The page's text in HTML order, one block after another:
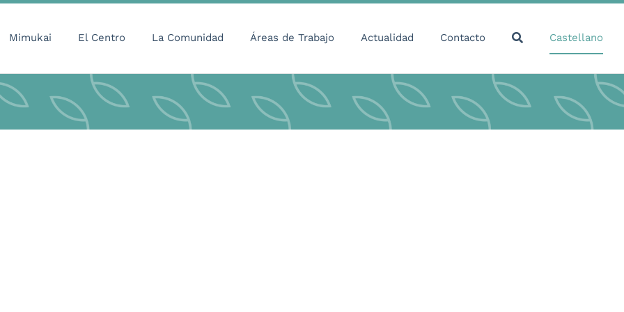
Mimukai El Centro La Comunidad Áreas de Trabajo Actualidad Contacto Castellano